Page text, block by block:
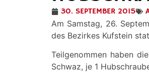
30. SEPTEMBER 2015
Am Samstag, 26.
des Bezirkes Kufstein
Teilgenommen haben
Schwaz, je 1